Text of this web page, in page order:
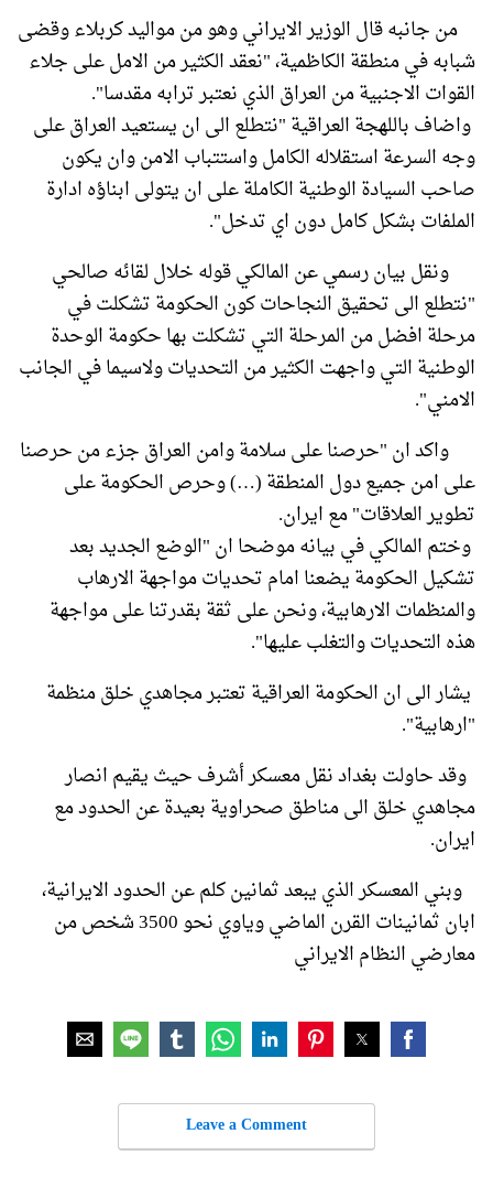
من جانبه قال الوزير الايراني وهو من مواليد كربلاء وقضى
شبابه في منطقة الكاظمية، "نعقد الكثير من الامل على جلاء
القوات الاجنبية من العراق الذي نعتبر ترابه مقدسا".
واضاف باللهجة العراقية "نتطلع الى ان يستعيد العراق على
وجه السرعة استقلاله الكامل واستتباب الامن وان يكون
صاحب السيادة الوطنية الكاملة على ان يتولى ابناؤه ادارة
الملفات بشكل كامل دون اي تدخل".
ونقل بيان رسمي عن المالكي قوله خلال لقائه صالحي
"نتطلع الى تحقيق النجاحات كون الحكومة تشكلت في
مرحلة افضل من المرحلة التي تشكلت بها حكومة الوحدة
الوطنية التي واجهت الكثير من التحديات ولاسيما في الجانب
الامني".
واكد ان "حرصنا على سلامة وامن العراق جزء من حرصنا
على امن جميع دول المنطقة (…) وحرص الحكومة على
تطوير العلاقات" مع ايران.
وختم المالكي في بيانه موضحا ان "الوضع الجديد بعد
تشكيل الحكومة يضعنا امام تحديات مواجهة الارهاب
والمنظمات الارهابية، ونحن على ثقة بقدرتنا على مواجهة
هذه التحديات والتغلب عليها".
يشار الى ان الحكومة العراقية تعتبر مجاهدي خلق منظمة
"ارهابية".
وقد حاولت بغداد نقل معسكر أشرف حيث يقيم انصار
مجاهدي خلق الى مناطق صحراوية بعيدة عن الحدود مع
ايران.
وبني المعسكر الذي يبعد ثمانين كلم عن الحدود الايرانية،
ابان ثمانينات القرن الماضي وياوي نحو 3500 شخص من
معارضي النظام الايراني
Leave a Comment